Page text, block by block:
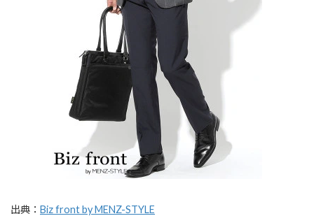
出典： Biz front by MENZ-STYLE